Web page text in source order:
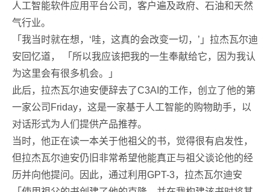
人工智能软件应用平台公司，客户遍及政府、石油和天然
气行业。
「我当时就在想，‘哇，这真的会改变一切，’」拉杰瓦尔迪
安回忆道， 「所以我应该把我的一生奉献给它，因为我认
为这里会有很多机会。」
此后，拉杰瓦尔迪安便辞去了C3AI的工作，创立了他的第
一家公司Friday，这是一家基于人工智能的购物助手，以
对话形式为人们提供产品推荐。
当时，他正在读一本关于他祖父的书，觉得很有启发性，
但拉杰瓦尔迪安仍旧非常希望他能真正与祖父谈论他的经
历并向他提问。因此，通过利用GPT-3，拉杰瓦尔迪安